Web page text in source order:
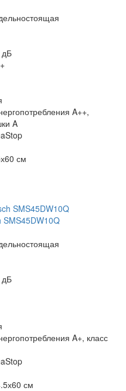
дБ
A++,
A
см
дБ
A+, класс
см